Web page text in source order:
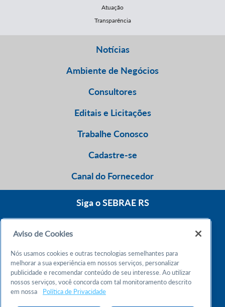
Atuação
Transparência
Notícias
Ambiente de Negócios
Consultores
Editais e Licitações
Trabalhe Conosco
Cadastre-se
Canal do Fornecedor
Siga o SEBRAE RS
Atendimento 24h
Chame no WhatsApp
Aviso de Cookies
Nós usamos cookies e outras tecnologias semelhantes para
melhorar a sua experiência em nossos serviços, personalizar
publicidade e recomendar conteúdo de seu interesse. Ao utilizar
nossos serviços, você concorda com tal monitoramento descrito
em nossa
Política de Privacidade